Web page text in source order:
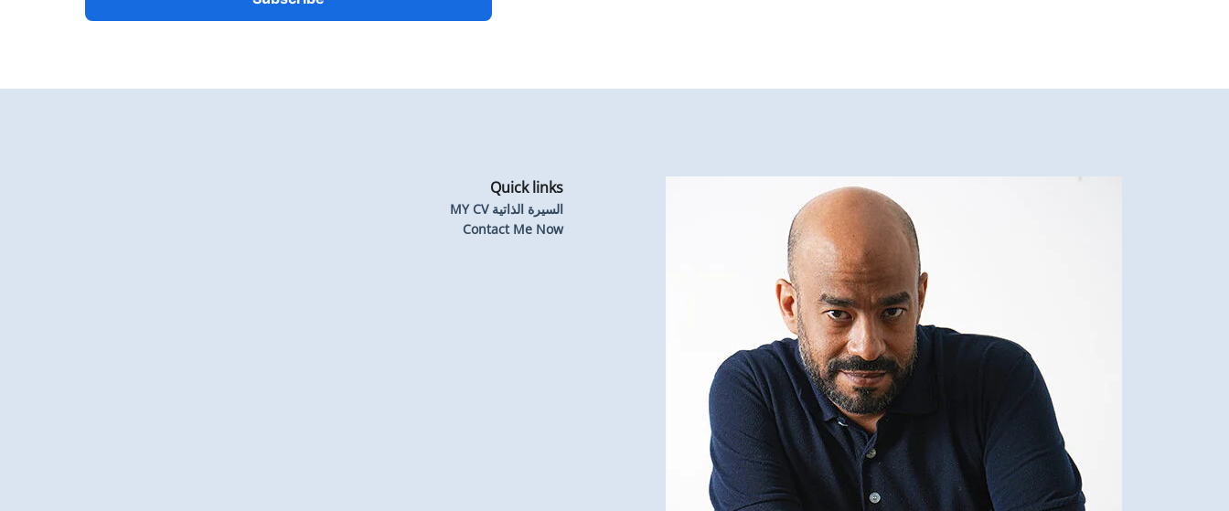
Quick links
السيرة الذاتية MY CV
Contact Me Now